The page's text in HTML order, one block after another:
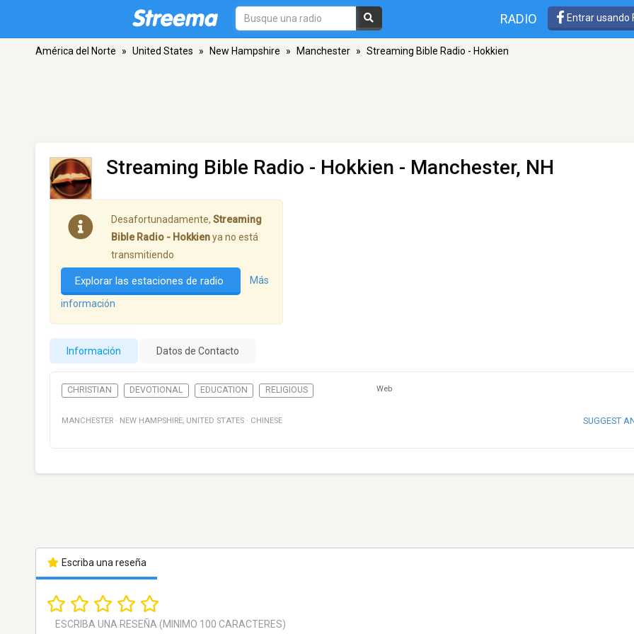
RADIO Entrar usando
América del Norte » United States » New Hampshire » Manchester » Streaming Bible Radio - Hokkien
Streaming Bible Radio - Hokkien - Manchester, NH
Desafortunadamente, Streaming
Bible Radio - Hokkienya no está
transmitiendo
Explorar las estaciones de radio Más
información
Información Datos de Contacto
CHRISTIAN DEVOTIONAL EDUCATION RELIGIOUS Web
MANCHESTER · NEW HAMPSHIRE, UNITED STATES · CHINESE SUGGEST
Escriba una reseña